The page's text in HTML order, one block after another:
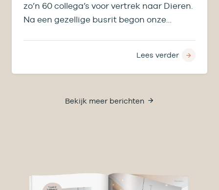
zo’n 60 collega’s voor vertrek naar Dieren.
Na een gezellige busrit begon onze
Lees verder
Bekijk meer berichten